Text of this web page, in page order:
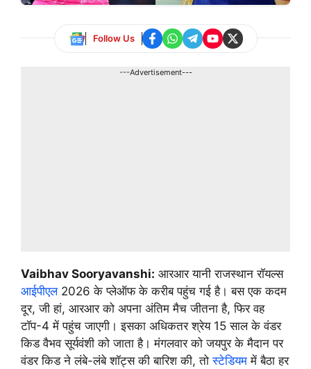
Follow Us
---Advertisement---
Vaibhav Sooryavanshi: आरआर यानी राजस्थान रॉयल्स
आईपीएल2026 के प्लेऑफ के करीब पहुंच गई है। बस एक कदम
दूर, जी हां, आरआर को अपना अंतिम मैच जीतना है, फिर वह
टॉप-4 में पहुंच जाएगी। इसका अधिकतर श्रेय 15 साल के वंडर
किड वैभव सूर्यवंशी को जाता है। मंगलवार को जयपुर के मैदान पर
वंडर किड ने लंबे-लंबे शॉट्स की बारिश की, तोस्टेडियम में बैठा हर